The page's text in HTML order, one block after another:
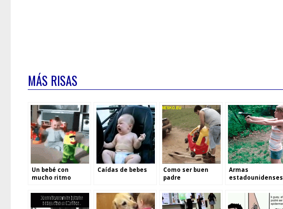
MÁS RISAS
Un bebé con
mucho ritmo
Caídas de bebes
Como ser buen
padre
Armas
estadounidenses